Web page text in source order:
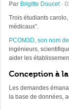
Par Brigitte Doucet·
Trois étudiants
médicaux”.
PCOM3D, son nom
ingénieurs,
aider les
Conception à
Les demandes
la base de données,